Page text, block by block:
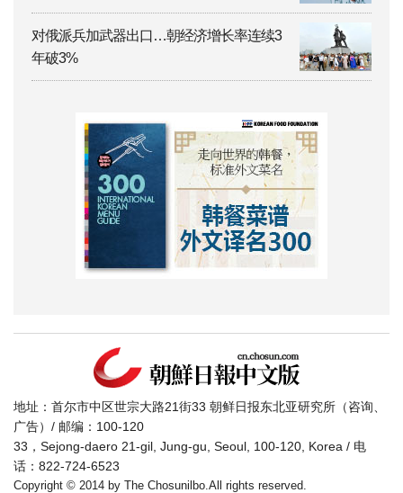
对俄派兵加武器出口…朝经济增长率连续3
年破3%
地址：首尔市中区世宗大路21街33 朝鲜日报东北亚研究所（咨询、
广告）/ 邮编：100-120
33，Sejong-daero 21-gil, Jung-gu, Seoul, 100-120, Korea / 电
话：822-724-6523
Copyright © 2014 by The Chosunilbo.All rights reserved.